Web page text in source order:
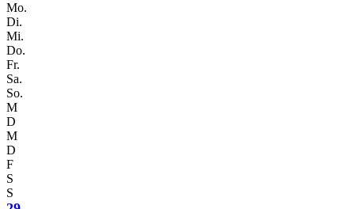
Mo.
Di.
Mi.
Do.
Fr.
Sa.
So.
M
D
M
D
F
S
S